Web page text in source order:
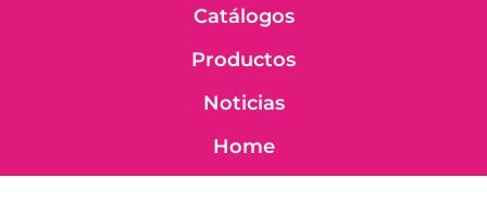
Catálogos
Productos
Noticias
Home